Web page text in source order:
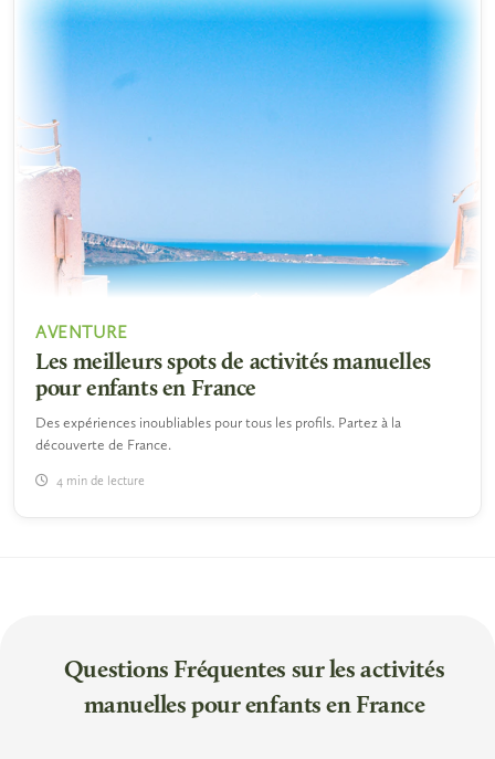
AVENTURE
Les meilleurs spots de activités manuelles
pour enfants en France
Des expériences inoubliables pour tous les profils. Partez à la
découverte de France.
4 min de lecture
Questions Fréquentes sur les activités
manuelles pour enfants en France